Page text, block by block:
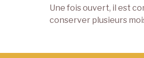
Une fois ouvert, il est
conserver plusieurs